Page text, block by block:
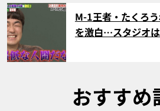
サムネイル
M-1王者・たくろ
を激白…スタジオ
おすすめ